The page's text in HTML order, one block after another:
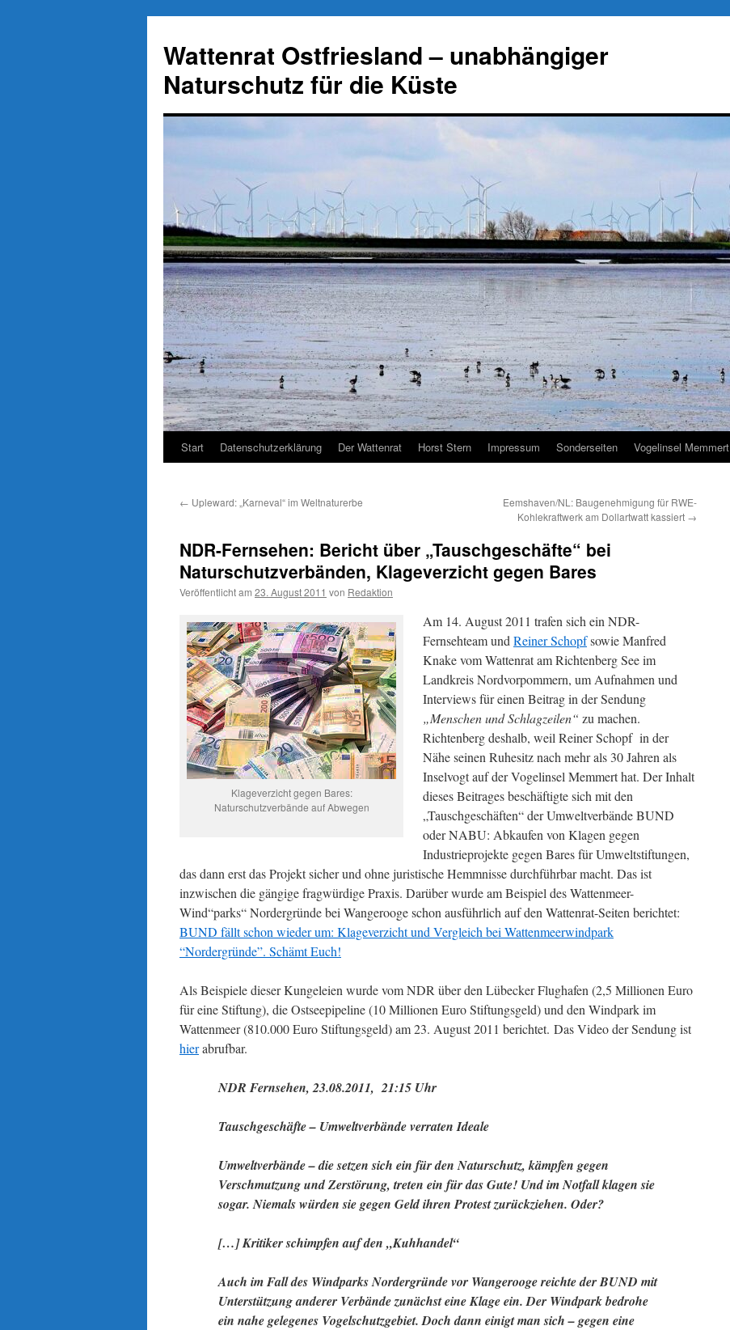
springen
Wattenrat Ostfriesland – unabhängiger
Naturschutz für die Küste
Start Datenschutzerklärung Der Wattenrat Horst Stern Impressum Sonderseiten Vogelinsel Memmert
← Upleward: „Karneval“ im Weltnaturerbe
Eemshaven/NL: Baugenehmigung für RWE-
Kohlekraftwerk am Dollartwatt kassiert →
NDR-Fernsehen: Bericht über „Tauschgeschäfte“ bei
Naturschutzverbänden, Klageverzicht gegen Bares
Veröffentlicht am 23. August 2011 von Redaktion
Klageverzicht gegen Bares:
Naturschutzverbände auf Abwegen
Am 14. August 2011 trafen sich ein NDR-
Fernsehteam und Reiner Schopfsowie Manfred
Knake vom Wattenrat am Richtenberg See im
Landkreis Nordvorpommern, um Aufnahmen und
Interviews für einen Beitrag in der Sendung
„Menschen und Schlagzeilen“ zu machen.
Richtenberg deshalb, weil Reiner Schopf in der
Nähe seinen Ruhesitz nach mehr als 30 Jahren als
Inselvogt auf der Vogelinsel Memmert hat. Der Inhalt
dieses Beitrages beschäftigte sich mit den
„Tauschgeschäften“ der Umweltverbände BUND
oder NABU: Abkaufen von Klagen gegen
Industrieprojekte gegen Bares für Umweltstiftungen,
das dann erst das Projekt sicher und ohne juristische Hemmnisse durchführbar macht. Das ist
inzwischen die gängige fragwürdige Praxis. Darüber wurde am Beispiel des Wattenmeer-
Wind“parks“ Nordergründe bei Wangerooge schon ausführlich auf den Wattenrat-Seiten berichtet:
BUND fällt schon wieder um: Klageverzicht und Vergleich bei Wattenmeerwindpark
“Nordergründe”. Schämt Euch!
Als Beispiele dieser Kungeleien wurde vom NDR über den Lübecker Flughafen (2,5 Millionen Euro
für eine Stiftung), die Ostseepipeline (10 Millionen Euro Stiftungsgeld) und den Windpark im
Wattenmeer (810.000 Euro Stiftungsgeld) am 23. August 2011 berichtet. Das Video der Sendung ist
hierabrufbar.
NDR Fernsehen, 23.08.2011, 21:15 Uhr
Tauschgeschäfte – Umweltverbände verraten Ideale
Umweltverbände – die setzen sich ein für den Naturschutz, kämpfen gegen
Verschmutzung und Zerstörung, treten ein für das Gute! Und im Notfall klagen sie
sogar. Niemals würden sie gegen Geld ihren Protest zurückziehen. Oder?
[…] Kritiker schimpfen auf den „Kuhhandel“
Auch im Fall des Windparks Nordergründe vor Wangerooge reichte der BUND mit
Unterstützung anderer Verbände zunächst eine Klage ein. Der Windpark bedrohe
ein nahe gelegenes Vogelschutzgebiet. Doch dann einigt man sich – gegen eine